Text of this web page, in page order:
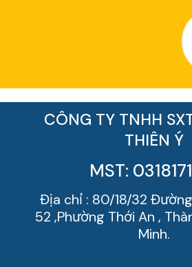
CÔNG TY TNHH
THIÊN Ý
MST:
Địa chỉ : 80/18/32
52 ,Phường Thới An ,
Minh.